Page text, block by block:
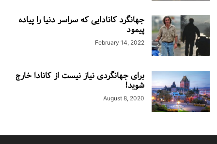
جهانگرد کانادایی که سراسر دنیا را پیاده
پیمود
February 14, 2022
برای جهانگردی نیاز نیست از کانادا خارج
شوید!
August 8, 2020